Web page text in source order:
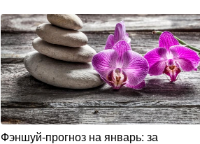
Фэншуй-прогноз на январь: за